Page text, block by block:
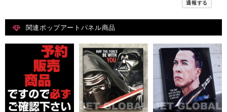
通報する
関連ポップアートパネル商品